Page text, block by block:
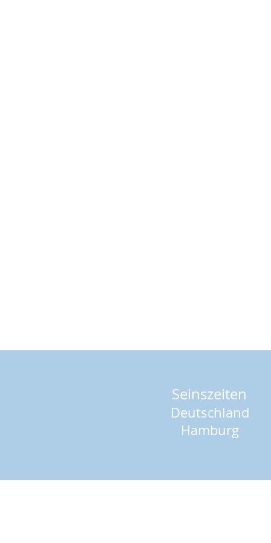
Seinszeiten
Deutschland
Hamburg